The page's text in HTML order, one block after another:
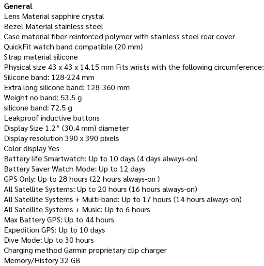
General
Lens Material sapphire crystal
Bezel Material stainless steel
Case material fiber-reinforced polymer with stainless steel rear cover
QuickFit watch band compatible (20 mm)
Strap material silicone
Physical size 43 x 43 x 14.15 mm Fits wrists with the following circumference:
Silicone band: 128-224 mm
Extra long silicone band: 128-360 mm
Weight no band: 53.5 g
silicone band: 72.5 g
Leakproof inductive buttons
Display Size 1.2” (30.4 mm) diameter
Display resolution 390 x 390 pixels
Color display Yes
Battery life Smartwatch: Up to 10 days (4 days always-on)
Battery Saver Watch Mode: Up to 12 days
GPS Only: Up to 28 hours (22 hours always-on )
All Satellite Systems: Up to 20 hours (16 hours always-on)
All Satellite Systems + Multi-band: Up to 17 hours (14 hours always-on)
All Satellite Systems + Music: Up to 6 hours
Max Battery GPS: Up to 44 hours
Expedition GPS: Up to 10 days
Dive Mode: Up to 30 hours
Charging method Garmin proprietary clip charger
Memory/History 32 GB